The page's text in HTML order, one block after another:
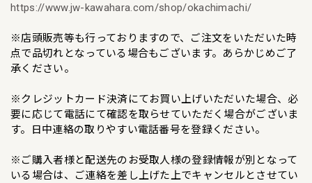
https://www.jw-kawahara.com/shop/okachimachi/
※店頭販売等も行っておりますので、ご注文をいただいた時
点で品切れとなっている場合もございます。あらかじめご了
承ください。
※クレジットカード決済にてお買い上げいただいた場合、必
要に応じて電話にて確認を取らせていただく場合がございま
す。日中連絡の取りやすい電話番号を登録ください。
※ご購入者様と配送先のお受取人様の登録情報が別となって
いる場合は、ご連絡を差し上げた上でキャンセルとさせてい